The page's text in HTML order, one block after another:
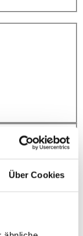
Über Cookies